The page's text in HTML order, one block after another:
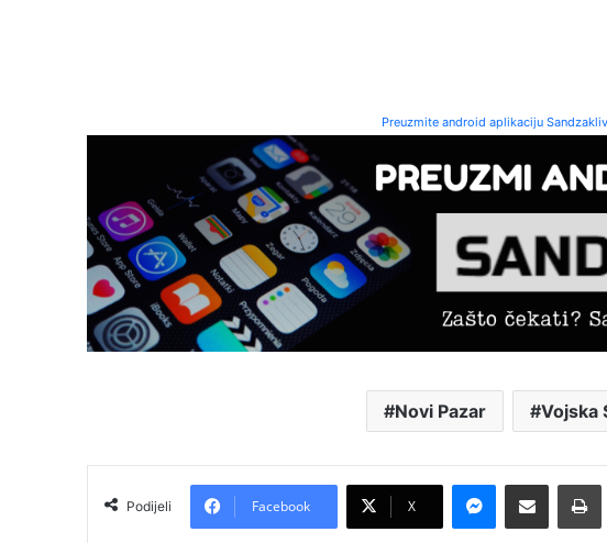
Preuzmite android aplikaciju
Novi Pazar Vojska
Podijeli Facebook X
Messenger
Pošalji preko E-Maila